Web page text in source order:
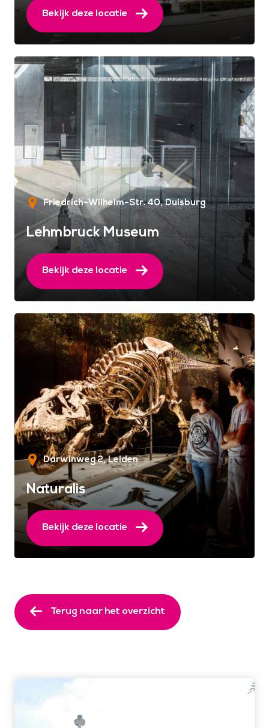
Bekijk deze locatie
Friedrich-Wilhelm-Str. 40 Duisburg
Lehmbruck Museum
Bekijk deze locatie
Darwinweg 2 Leiden
Naturalis
Bekijk deze locatie
Terug naar het overzicht